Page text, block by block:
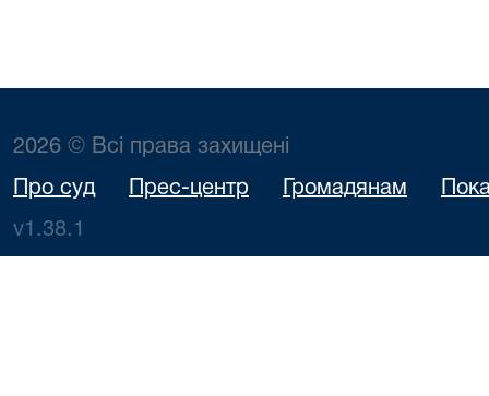
2026 © Всі права захищені
Про суд Прес-центр Громадянам
v1.38.1